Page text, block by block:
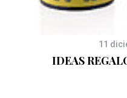
11
IDEAS